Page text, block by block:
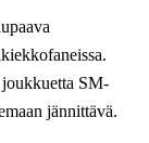
joukkuetta SM-
jännittävä.